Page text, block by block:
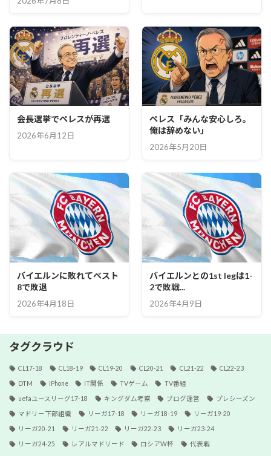
会長選挙でペレスが再選
2026年6月12日
ペレス「みんな安心しろ。
俺は辞めない」
2026年5月20日
バイエルンに敗れてベスト
8で敗退
2026年4月18日
バイエルンとの1st legは1-
2で敗戦...
2026年4月9日
タグクラウド
CL17-18 CL18-19 CL19-20 CL20-21 CL21-22 CL22-23
DTM IPhone IT関係 TVゲーム TV番組
uefaユースリーグ17-18 キングダム考察 ブログ運営 プレシーズン
マドリー下部組織 リーガ17-18 リーガ18-19 リーガ19-20
リーガ20-21 リーガ21-22 リーガ22-23 リーガ23-24
リーガ24-25 レアルマドリード ロシアW杯 代表戦